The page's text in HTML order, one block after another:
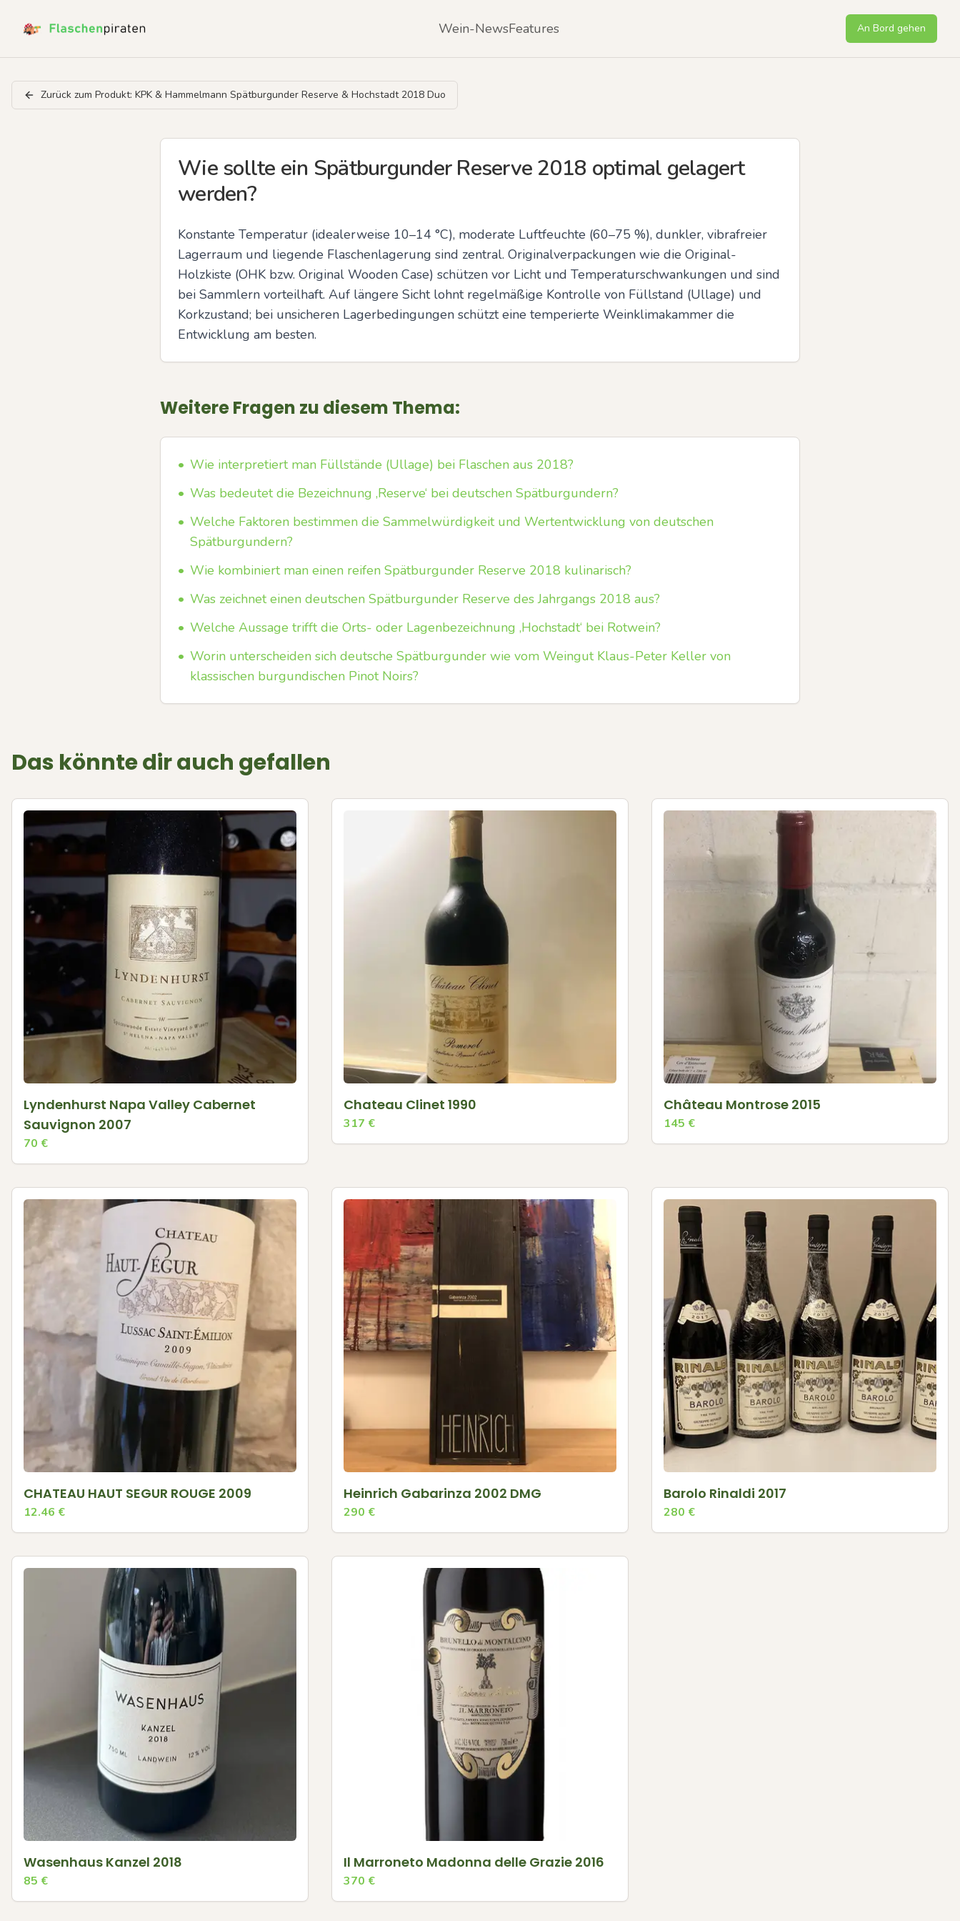
Wein-NewsFeatures An Bord gehen
Zurück zum Produkt: KPK & Hammelmann Spätburgunder Reserve & Hochstadt 2018 Duo
Wie sollte ein Spätburgunder Reserve 2018 optimal gelagert
werden?
Konstante Temperatur (idealerweise 10–14 °C), moderate Luftfeuchte (60–75 %), dunkler, vibrafreier
Lagerraum und liegende Flaschenlagerung sind zentral. Originalverpackungen wie die Original-
Holzkiste (OHK bzw. Original Wooden Case) schützen vor Licht und Temperaturschwankungen und sind
bei Sammlern vorteilhaft. Auf längere Sicht lohnt regelmäßige Kontrolle von Füllstand (Ullage) und
Korkzustand; bei unsicheren Lagerbedingungen schützt eine temperierte Weinklimakammer die
Entwicklung am besten.
Weitere Fragen zu diesem Thema:
• Wie interpretiert man Füllstände (Ullage) bei Flaschen aus 2018?
• Was bedeutet die Bezeichnung ‚Reserve‘ bei deutschen Spätburgundern?
• Welche Faktoren bestimmen die Sammelwürdigkeit und Wertentwicklung von deutschen
Spätburgundern?
• Wie kombiniert man einen reifen Spätburgunder Reserve 2018 kulinarisch?
• Was zeichnet einen deutschen Spätburgunder Reserve des Jahrgangs 2018 aus?
• Welche Aussage trifft die Orts- oder Lagenbezeichnung ‚Hochstadt‘ bei Rotwein?
• Worin unterscheiden sich deutsche Spätburgunder wie vom Weingut Klaus-Peter Keller von
klassischen burgundischen Pinot Noirs?
Das könnte dir auch gefallen
Lyndenhurst Napa Valley Cabernet
Sauvignon 2007
70 €
Chateau Clinet 1990
317 €
Château Montrose 2015
145 €
CHATEAU HAUT SEGUR ROUGE 2009
12.46 €
Heinrich Gabarinza 2002 DMG
290 €
Barolo Rinaldi 2017
280 €
Wasenhaus Kanzel 2018
85 €
Il Marroneto Madonna delle Grazie 2016
370 €